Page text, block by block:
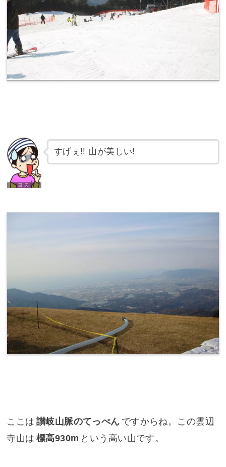
すげぇ!! 山が美しい!
ここは 讃岐山脈のてっぺん ですからね。この雲辺
寺山は 標高930m という高い山です。